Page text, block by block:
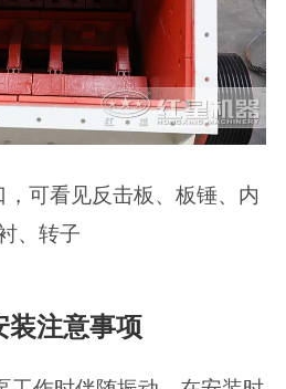
可看见反击板、板锤、内
、转子
装注意事项